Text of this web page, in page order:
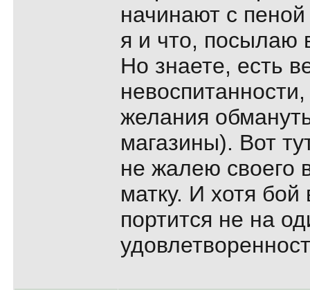
начинают с пеной
я и что, посылаю
Но знаете, есть
желания
магазины). Вот
не жалею своего
матку. И хотя
портится не на